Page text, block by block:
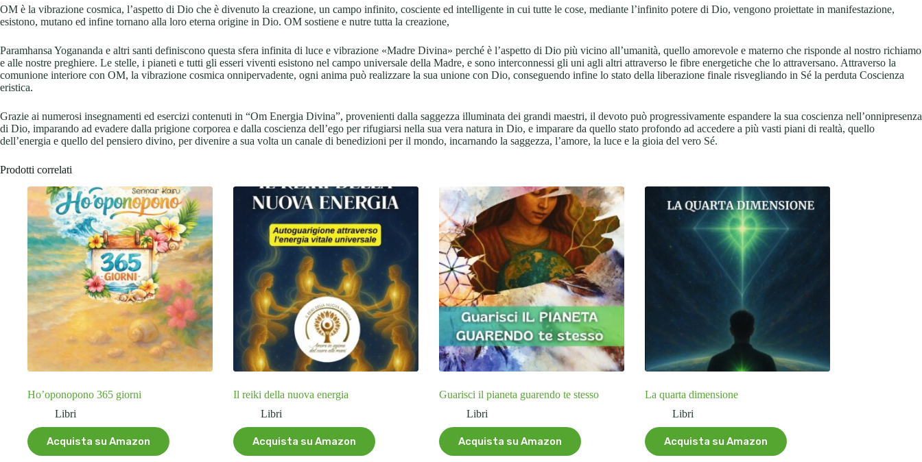
OM è la vibrazione cosmica, l’aspetto di Dio che è divenuto la creazione, un campo infinito, cosciente ed intelligente in cui tutte le cose, mediante l’infinito potere di Dio, vengono proiettate in manifestazione,
esistono, mutano ed infine tornano alla loro eterna origine in Dio. OM sostiene e nutre tutta la creazione,
Paramhansa Yogananda e altri santi definiscono questa sfera infinita di luce e vibrazione «Madre Divina» perché è l’aspetto di Dio più vicino all’umanità, quello amorevole e materno che risponde al nostro richiamo
e alle nostre preghiere. Le stelle, i pianeti e tutti gli esseri viventi esistono nel campo universale della Madre, e sono interconnessi gli uni agli altri attraverso le fibre energetiche che lo attraversano. Attraverso la
comunione interiore con OM, la vibrazione cosmica onnipervadente, ogni anima può realizzare la sua unione con Dio, conseguendo infine lo stato della liberazione finale risvegliando in Sé la perduta Coscienza
eristica.
Grazie ai numerosi insegnamenti ed esercizi contenuti in “Om Energia Divina”, provenienti dalla saggezza illuminata dei grandi maestri, il devoto può progressivamente espandere la sua coscienza nell’onnipresenza
di Dio, imparando ad evadere dalla prigione corporea e dalla coscienza dell’ego per rifugiarsi nella sua vera natura in Dio, e imparare da quello stato profondo ad accedere a più vasti piani di realtà, quello
dell’energia e quello del pensiero divino, per divenire a sua volta un canale di benedizioni per il mondo, incarnando la saggezza, l’amore, la luce e la gioia del vero Sé.
Prodotti correlati
Ho’oponopono 365 giorni
Libri
Acquista su Amazon
Il reiki della nuova energia
Libri
Acquista su Amazon
Guarisci il pianeta guarendo te stesso
Libri
Acquista su Amazon
La quarta dimensione
Libri
Acquista su Amazon